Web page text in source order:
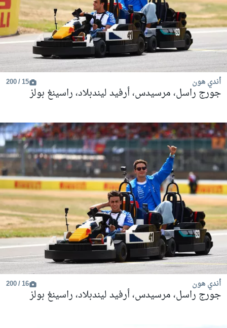
أندي هون 15 / 200
جورج راسل، مرسيدس، أرفيد ليندبلاد، راسينغ بولز
أندي هون 16 / 200
جورج راسل، مرسيدس، أرفيد ليندبلاد، راسينغ بولز